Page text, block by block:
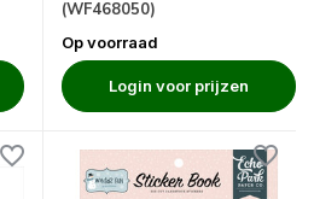
(WF468050)
Op voorraad
Login voor prijzen